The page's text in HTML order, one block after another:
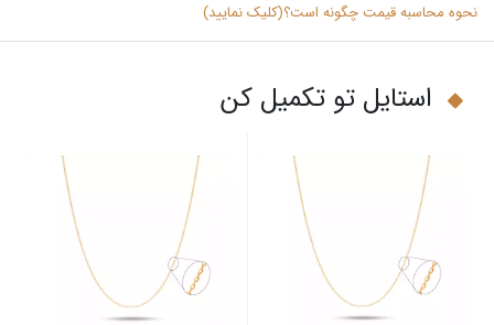
نحوه محاسبه قیمت چگونه است؟(کلیک نمایید)
استایل تو تکمیل کن